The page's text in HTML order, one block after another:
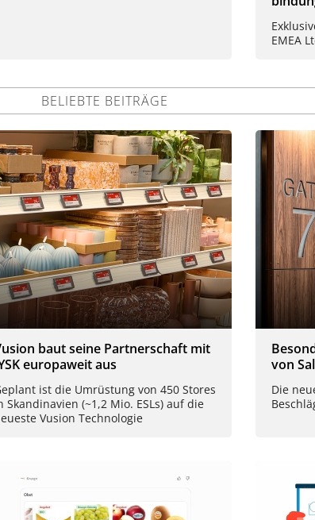
EMEA
BELIEBTE BEITRÄGE
baut seine Partnerschaft mit
europaweit aus
ist die Umrüstung von 450 Stores
Skandinavien (~1,2 Mio. ESLs) auf die
Vusion Technologie
von
Die